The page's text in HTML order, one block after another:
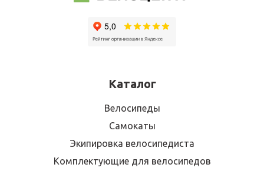
Каталог
Велосипеды
Самокаты
Экипировка велосипедиста
Комплектующие для велосипедов